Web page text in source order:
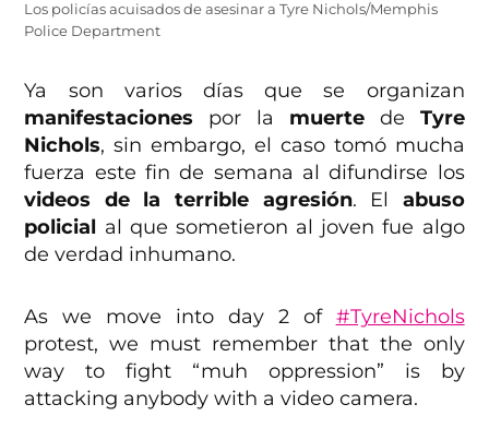
Los policías acuisados de asesinar a Tyre Nichols/Memphis
Police Department
Ya son varios días que se organizan
manifestaciones por la muertede Tyre
Nichols, sin embargo, el caso tomó mucha
fuerza este fin de semana al difundirse los
videos de la terrible agresión. El abuso
policial al que sometieron al joven fue algo
de verdad inhumano.
As we move into day 2 of #TyreNichols
protest, we must remember that the only
way to fight “muh oppression” is by
attacking anybody with a video camera.